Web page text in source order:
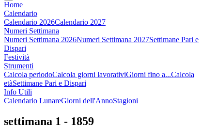
Home
Calendario
Calendario 2026Calendario 2027
Numeri Settimana
Numeri Settimana 2026Numeri Settimana 2027Settimane Pari e
Dispari
Festività
Strumenti
Calcola periodoCalcola giorni lavorativiGiorni fino a...Calcola
etàSettimane Pari e Dispari
Info Utili
Calendario LunareGiorni dell'AnnoStagioni
settimana 1 - 1859